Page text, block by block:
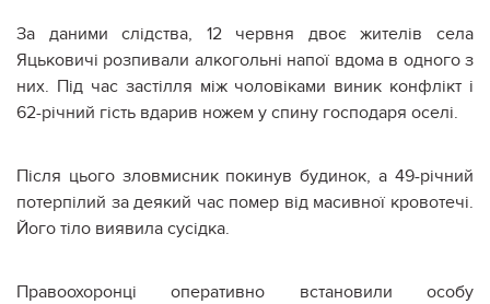
За даними слідства, 12 червня двоє жителів села
Яцьковичі розпивали алкогольні напої вдома в одного з
них. Під час застілля між чоловіками виник конфлікт і
62-річний гість вдарив ножем у спину господаря оселі.
Після цього зловмисник покинув будинок, а 49-річний
потерпілий за деякий час помер від масивної кровотечі.
Його тіло виявила сусідка.
Правоохоронці оперативно встановили особу